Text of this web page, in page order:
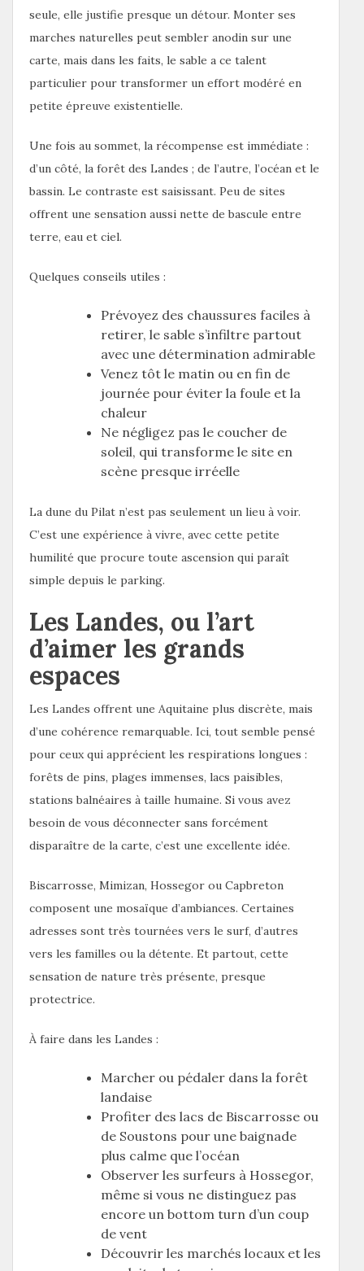
seule, elle justifie presque un détour. Monter ses
marches naturelles peut sembler anodin sur une
carte, mais dans les faits, le sable a ce talent
particulier pour transformer un effort modéré en
petite épreuve existentielle.
Une fois au sommet, la récompense est immédiate :
d’un côté, la forêt des Landes ; de l’autre, l’océan et le
bassin. Le contraste est saisissant. Peu de sites
offrent une sensation aussi nette de bascule entre
terre, eau et ciel.
Quelques conseils utiles :
Prévoyez des chaussures faciles à
retirer, le sable s’infiltre partout
avec une détermination admirable
Venez tôt le matin ou en fin de
journée pour éviter la foule et la
chaleur
Ne négligez pas le coucher de
soleil, qui transforme le site en
scène presque irréelle
La dune du Pilat n’est pas seulement un lieu à voir.
C’est une expérience à vivre, avec cette petite
humilité que procure toute ascension qui paraît
simple depuis le parking.
Les Landes, ou l’art
d’aimer les grands
espaces
Les Landes offrent une Aquitaine plus discrète, mais
d’une cohérence remarquable. Ici, tout semble pensé
pour ceux qui apprécient les respirations longues :
forêts de pins, plages immenses, lacs paisibles,
stations balnéaires à taille humaine. Si vous avez
besoin de vous déconnecter sans forcément
disparaître de la carte, c’est une excellente idée.
Biscarrosse, Mimizan, Hossegor ou Capbreton
composent une mosaïque d’ambiances. Certaines
adresses sont très tournées vers le surf, d’autres
vers les familles ou la détente. Et partout, cette
sensation de nature très présente, presque
protectrice.
À faire dans les Landes :
Marcher ou pédaler dans la forêt
landaise
Profiter des lacs de Biscarrosse ou
de Soustons pour une baignade
plus calme que l’océan
Observer les surfeurs à Hossegor,
même si vous ne distinguez pas
encore un bottom turn d’un coup
de vent
Découvrir les marchés locaux et les